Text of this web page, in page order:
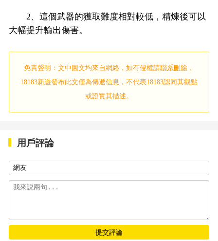
2、這個武器的獲取難度相對較低，精煉後可以
大幅提升輸出傷害。
免責聲明：文中圖文均來自網絡，如有侵權請聯系刪除 ，
18183新遊發布此文僅為傳遞信息，不代表18183認同其觀點
或證實其描述。
用戶評論
提交評論